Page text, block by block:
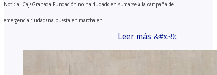
Noticia. CajaGranada Fundación no ha dudado en sumarse a la campaña de
emergencia ciudadana puesta en marcha en ...
Leer más